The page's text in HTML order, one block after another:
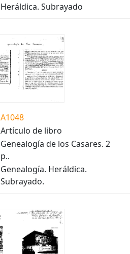
Heráldica. Subrayado
A1048
Artículo de libro
Genealogía de los Casares. 2
p..
Genealogía. Heráldica.
Subrayado.